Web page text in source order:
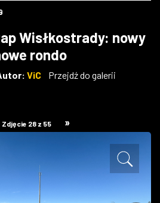
Wisłkostrady: nowy
rondo
ViC
Przejdź do galerii
Zdjęcie 28 z 55 »